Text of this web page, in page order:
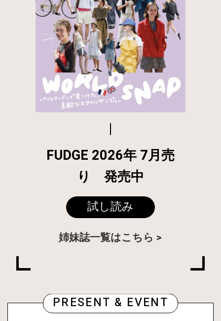
FUDGE 2026年 7月売
り 発売中
試し読み
姉妹誌一覧はこちら
PRESENT & EVENT